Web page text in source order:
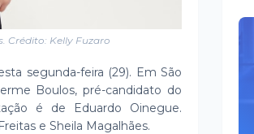
Crédito: Kelly Fuzaro
segunda-feira (29). Em São
Boulos, pré-candidato do
é de Eduardo Oinegue.
e Sheila Magalhães.